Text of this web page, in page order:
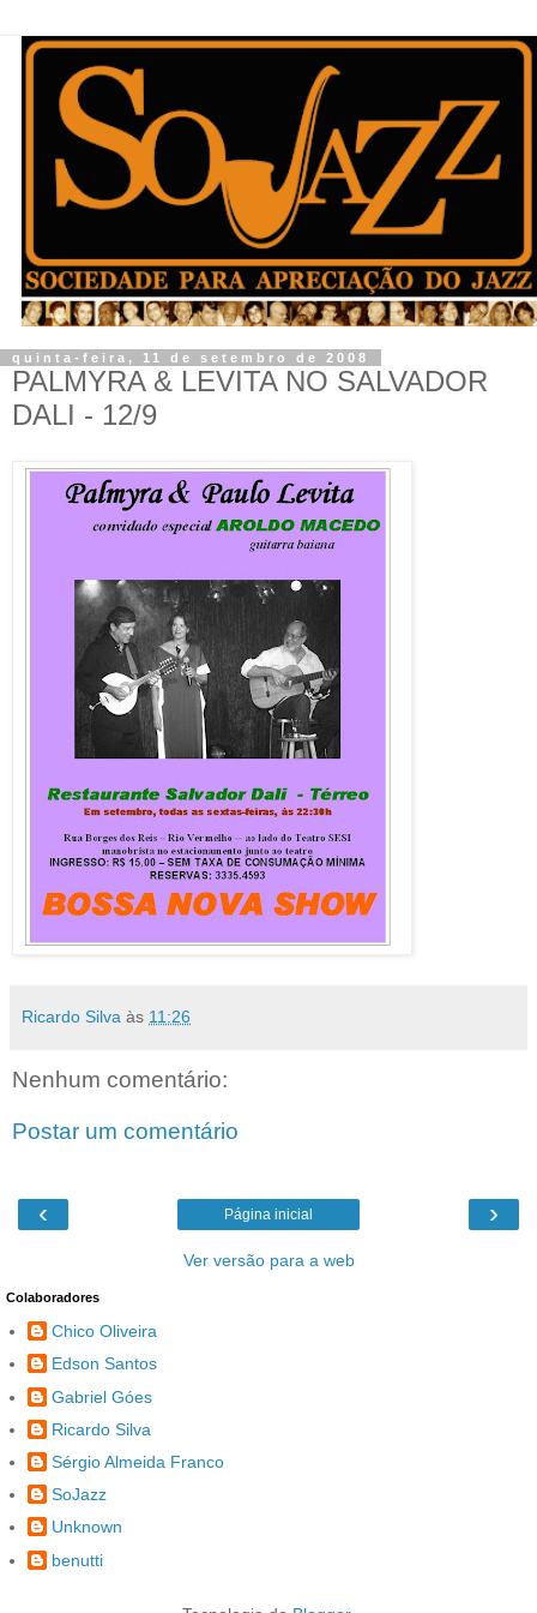
quinta-feira, 11 de setembro de 2008
PALMYRA & LEVITA NO SALVADOR
DALI - 12/9
Ricardo Silva às 11:26
Nenhum comentário:
Postar um comentário
‹ ›
Página inicial
Ver versão para a web
Colaboradores
Chico Oliveira
Edson Santos
Gabriel Góes
Ricardo Silva
Sérgio Almeida Franco
SoJazz
Unknown
benutti